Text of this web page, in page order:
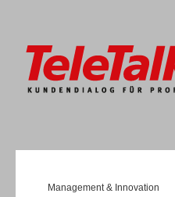
Management & Innovation